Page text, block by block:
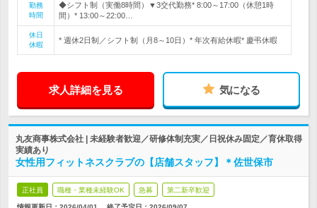
勤務
時間
◆シフト制（実働8時間）▼3交代勤務* 8:00～17:00（休憩1時
間）* 13:00～22:00…
休日
休暇
* 週休2日制／シフト制（月8～10日）* 年次有給休暇* 慶弔休暇
求人詳細を見る 気になる
丸友商事株式会社 | 未経験者歓迎／研修体制充実／日祝休み固定／育休取得
実績あり
女性用フィットネスクラブの【店舗スタッフ】＊佐世保市
正社員 職種・業種未経験OK 急募 第二新卒歓迎